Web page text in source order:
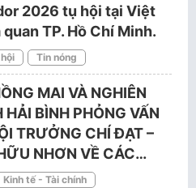
2026 tụ hội tại Việt
TP. Hồ Chí Minh.
Tin nóng
MAI VÀ NGHIÊN
HẢI BÌNH PHỎNG VẤN
TRƯỞNG CHÍ ĐẠT –
NHƠN VỀ CÁC…
Kinh tế - Tài chính